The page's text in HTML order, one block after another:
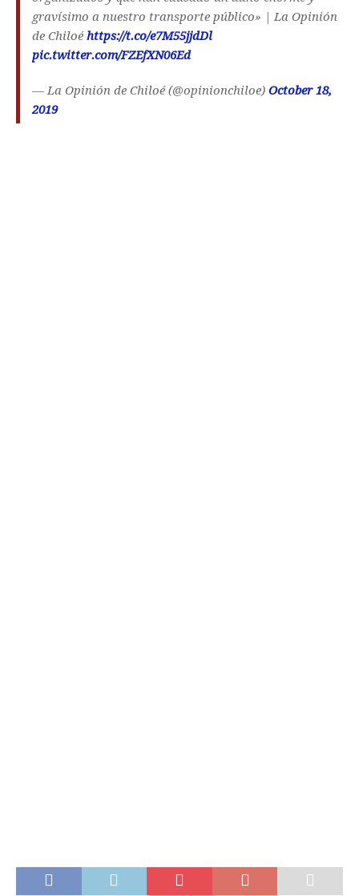
gravísimo a nuestro transporte público» | La Opinión
de Chiloéhttps://t.co/e7M55jjdDl
pic.twitter.com/FZEfXN06Ed
— La Opinión de Chiloé (@opinionchiloe) October 18,
2019